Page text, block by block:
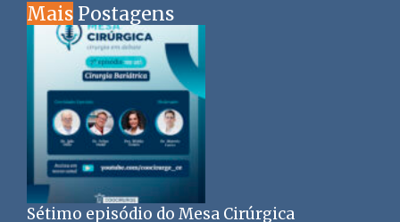
Mais Postagens
Sétimo episódio do Mesa Cirúrgica